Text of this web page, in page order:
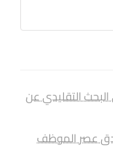
التقليدي عن
عصر الموظف